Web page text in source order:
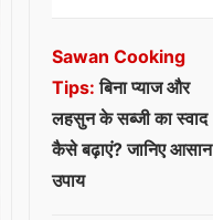
Sawan Cooking
Tips: बिना प्याज और
लहसुन के सब्जी का स्वाद
कैसे बढ़ाएं? जानिए आसान
उपाय